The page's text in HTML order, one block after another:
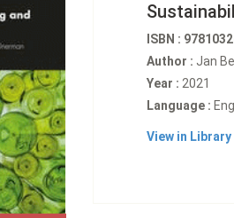
ISBN :
Author : Jan
Year : 2021
Language :
View in Library